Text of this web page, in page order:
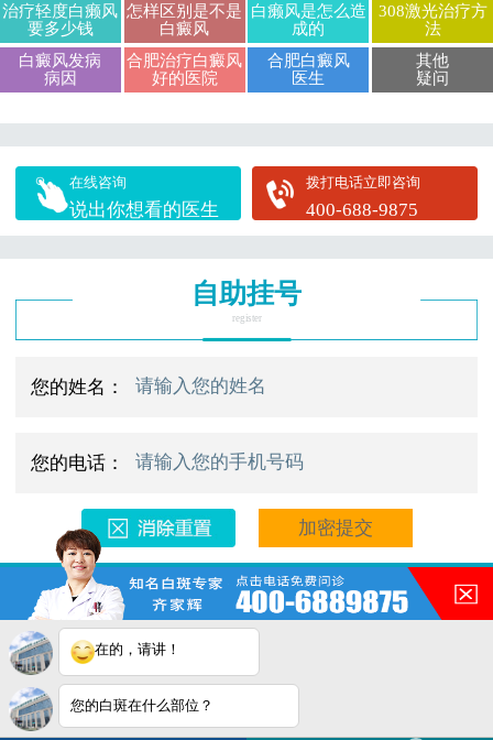
治疗轻度白癞风
要多少钱
怎样区别是不是
白癜风
白癞风是怎么造
成的
308激光治疗方
法
白癜风发病
病因
合肥治疗白癜风
好的医院
合肥白癜风
医生
其他
疑问
在线咨询
说出你想看的医生
拨打电话立即咨询
400-688-9875
自助挂号
register
您的姓名：
您的电话：
预约电话：400-688-9875/0769-23667272
医院地址：合肥市铜陵路与裕溪路交叉口
Copyright © 2025 合肥华夏白班癫疯研究院
注：本网站信息仅供参考，不能作为诊断及医疗依据。
在的，请讲！
您的白斑在什么部位？